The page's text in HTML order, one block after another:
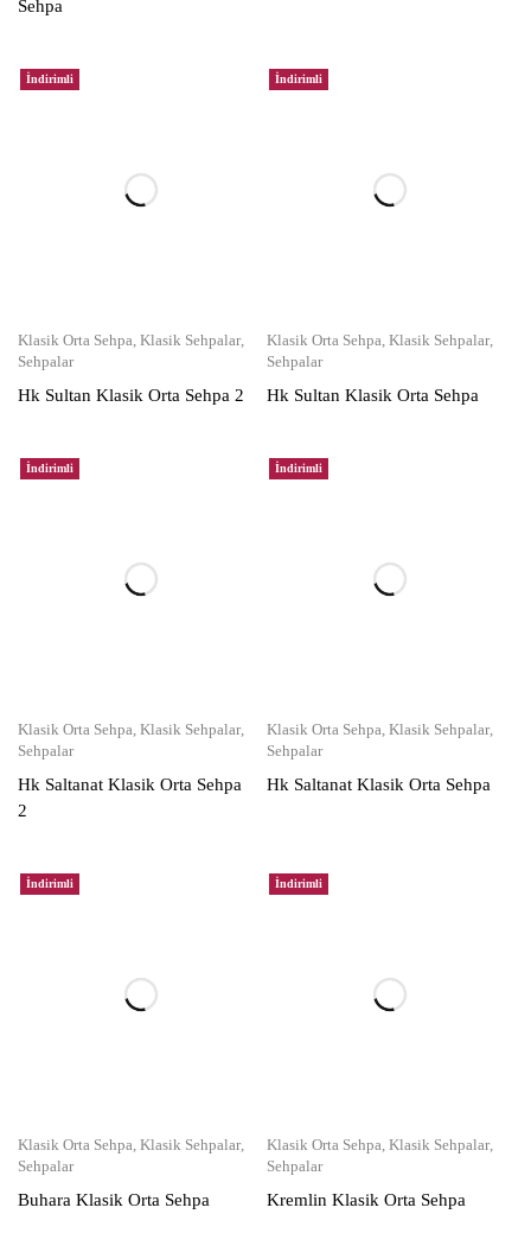
Sehpa
İndirimli
Klasik Orta Sehpa Klasik Sehpalar,
Sehpalar
Hk Sultan Klasik Orta Sehpa 2
İndirimli
Klasik Orta Sehpa Klasik Sehpalar,
Sehpalar
Hk Sultan Klasik Orta Sehpa
İndirimli
Klasik Orta Sehpa Klasik Sehpalar,
Sehpalar
Hk Saltanat Klasik Orta Sehpa
2
İndirimli
Klasik Orta Sehpa Klasik Sehpalar,
Sehpalar
Hk Saltanat Klasik Orta Sehpa
İndirimli
Klasik Orta Sehpa Klasik Sehpalar,
Sehpalar
Buhara Klasik Orta Sehpa
İndirimli
Klasik Orta Sehpa Klasik Sehpalar,
Sehpalar
Kremlin Klasik Orta Sehpa